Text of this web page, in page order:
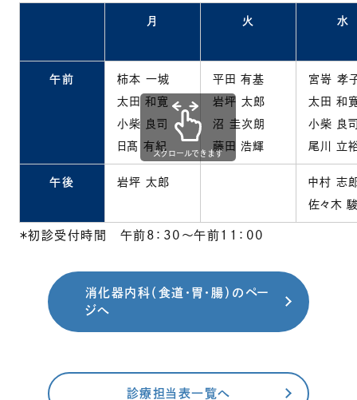
月 火 水
午前
柿本 一城
太田 和寛
小柴 良司
日髙 有紀
平田 有基
岩坪 太郎
沼 圭次朗
藤田 浩輝
宮嵜 孝
太田 和
小柴 良
尾川 立
午後 岩坪 太郎
中村 志
佐々木
スクロールできます
＊初診受付時間 午前8：30～午前11：00
消化器内科（食道・胃・腸）のペー
ジへ
診療担当表一覧へ